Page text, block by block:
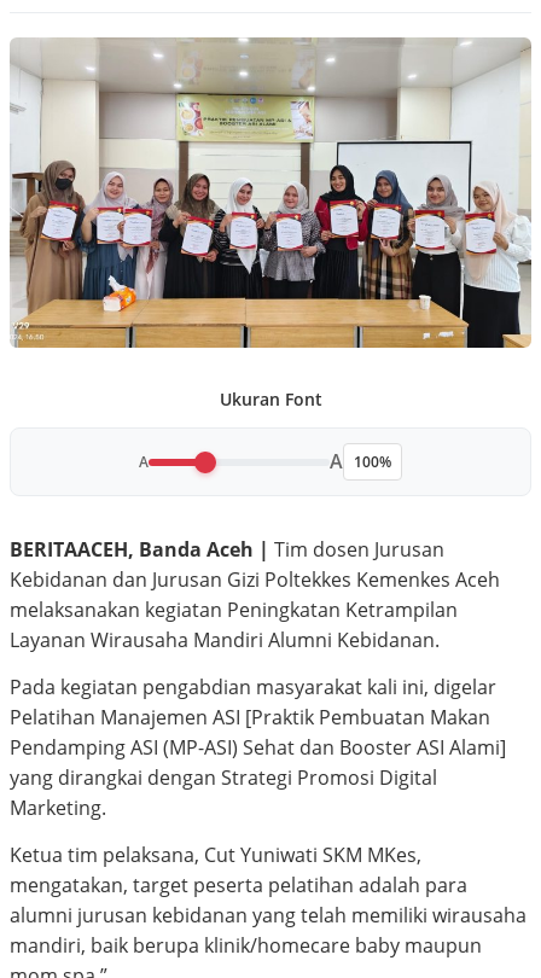
Ukuran Font
A A 100%
BERITAACEH, Banda Aceh | Tim dosen Jurusan
Kebidanan dan Jurusan Gizi Poltekkes Kemenkes Aceh
melaksanakan kegiatan Peningkatan Ketrampilan
Layanan Wirausaha Mandiri Alumni Kebidanan.
Pada kegiatan pengabdian masyarakat kali ini, digelar
Pelatihan Manajemen ASI [Praktik Pembuatan Makan
Pendamping ASI (MP-ASI) Sehat dan Booster ASI Alami]
yang dirangkai dengan Strategi Promosi Digital
Marketing.
Ketua tim pelaksana, Cut Yuniwati SKM MKes,
mengatakan, target peserta pelatihan adalah para
alumni jurusan kebidanan yang telah memiliki wirausaha
mandiri, baik berupa klinik/homecare baby maupun